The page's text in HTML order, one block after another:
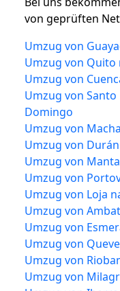
von geprüften
Umzug von
Umzug von Quito
Umzug von
Umzug von
Domingo
Umzug von
Umzug von
Umzug von
Umzug von
Umzug von Loja
Umzug von
Umzug von
Umzug von
Umzug von
Umzug von